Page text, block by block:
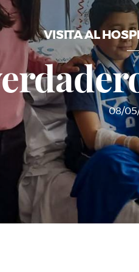
VISITA AL
08/